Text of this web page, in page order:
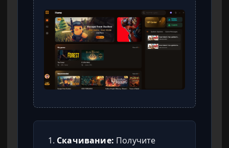
Скачивание: Получите